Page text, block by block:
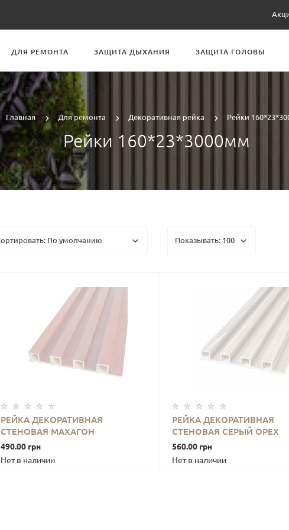
ДЛЯ РЕМОНТА ЗАЩИТА ДЫХАНИЯ ЗАЩИТА ГОЛОВЫ
Главная Для ремонта Декоративная рейка Рейки
Рейки 160*23*3000мм
РЕЙКА ДЕКОРАТИВНАЯ
СТЕНОВАЯ МАХАГОН
3000Х160Х23ММ SW-00001531-
490.00 грн
Нет в наличии
В КОРЗИНУ
РЕЙКА ДЕКОРАТИВНАЯ
СТЕНОВАЯ СЕРЫЙ ОРЕХ
3000Х160Х23ММ SW-
560.00 грн
Нет в наличии
В КОРЗИНУ